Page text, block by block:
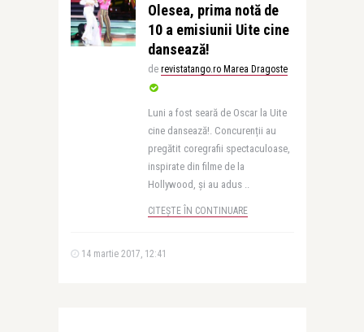
Olesea, prima notă de
10 a emisiunii Uite cine
dansează!
de revistatango.ro Marea Dragoste
Luni a fost seară de Oscar la Uite
cine dansează!. Concurenții au
pregătit coregrafii spectaculoase,
inspirate din filme de la
Hollywood, și au adus ..
CITEȘTE ÎN CONTINUARE
14 martie 2017, 12:41